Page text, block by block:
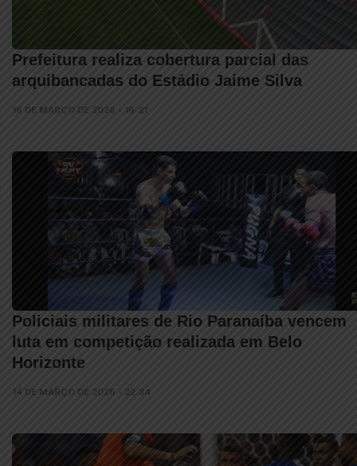
Prefeitura realiza cobertura parcial das
arquibancadas do Estádio Jaime Silva
16 DE MARÇO DE 2026 • 16:21
Policiais militares de Rio Paranaíba vencem
luta em competição realizada em Belo
Horizonte
14 DE MARÇO DE 2026 • 22:34